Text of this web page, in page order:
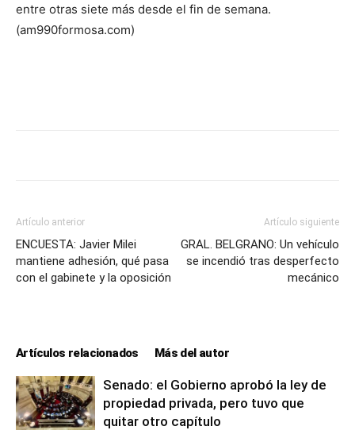
entre otras siete más desde el fin de semana.
(am990formosa.com)
Artículo anterior
ENCUESTA: Javier Milei
mantiene adhesión, qué pasa
con el gabinete y la oposición
Artículo siguiente
GRAL. BELGRANO: Un vehículo
se incendió tras desperfecto
mecánico
Artículos relacionados Más del autor
Senado: el Gobierno aprobó la ley de
propiedad privada, pero tuvo que
quitar otro capítulo